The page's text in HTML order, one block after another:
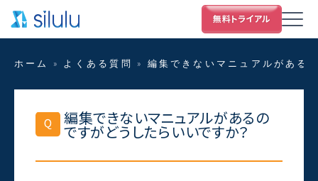
ホーム » よくある質問 » 編集できないマニュアルがある
編集できないマニュアルがあるの
ですがどうしたらいいですか？